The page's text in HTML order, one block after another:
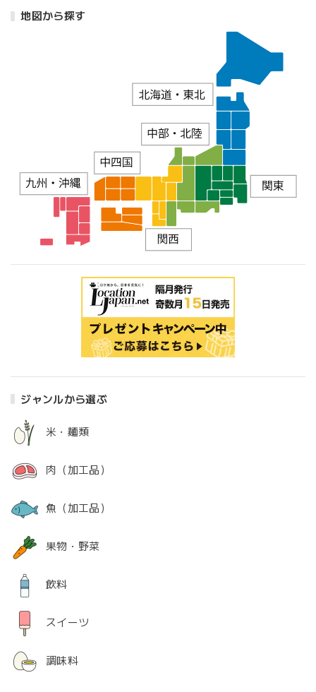
地図から探す
ジャンルから選ぶ
米・麺類
肉（加工品）
魚（加工品）
果物・野菜
飲料
スイーツ
調味料